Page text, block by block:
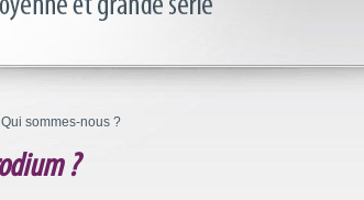
Qui sommes-nous ?
?